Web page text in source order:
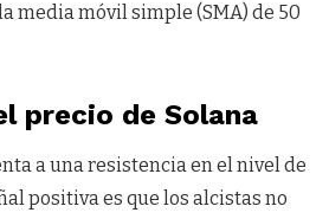
media móvil simple (SMA) de 50
precio de Solana
a una resistencia en el nivel de
positiva es que los alcistas no